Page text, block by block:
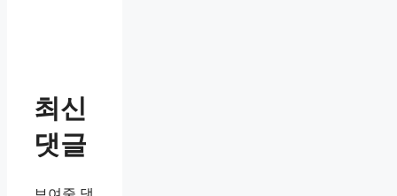
최신
댓글